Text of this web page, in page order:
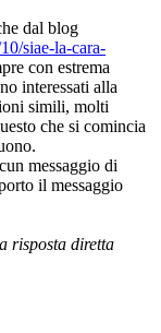
dal blog
siae-la-cara-
con estrema
interessati alla
simili, molti
che si comincia
messaggio di
il messaggio
risposta diretta